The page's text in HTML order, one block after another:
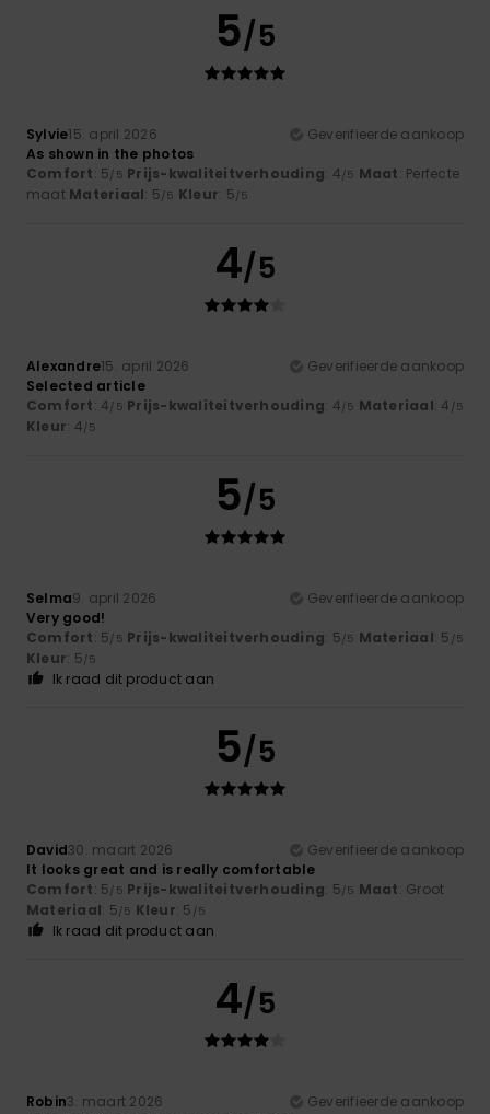
5/5
Sylvie15. april 2026
Geverifieerde aankoop
As shown in the photos
Comfort: 5/5 Prijs-kwaliteitverhouding: 4/5 Maat: Perfecte
maat Materiaal: 5/5 Kleur: 5/5
4/5
Alexandre15. april 2026
Geverifieerde aankoop
Selected article
Comfort: 4/5 Prijs-kwaliteitverhouding: 4/5 Materiaal: 4 /5
Kleur: 4/5
5/5
Selma9. april 2026
Geverifieerde aankoop
Very good!
Comfort: 5/5 Prijs-kwaliteitverhouding: 5/5 Materiaal: 5 /5
Kleur: 5/5
Ik raad dit product aan
5/5
David30. maart 2026
Geverifieerde aankoop
It looks great and is really comfortable
Comfort: 5/5 Prijs-kwaliteitverhouding: 5/5 Maat: Groot
Materiaal: 5/5 Kleur: 5 /5
Ik raad dit product aan
4/5
Robin3. maart 2026
Geverifieerde aankoop